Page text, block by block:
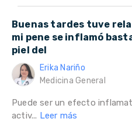
Buenas tardes tuve
mi pene se inflamó
piel del
Erika Nariño
Medicina General
Puede ser un efecto
activ... Leer más